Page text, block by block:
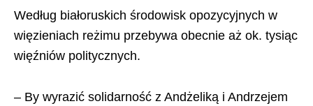
Według białoruskich środowisk opozycyjnych w
więzieniach reżimu przebywa obecnie aż ok. tysiąc
więźniów politycznych.
– By wyrazić solidarność z Andżeliką i Andrzejem